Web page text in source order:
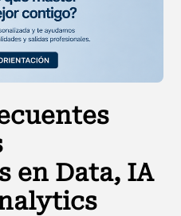
en Data, IA